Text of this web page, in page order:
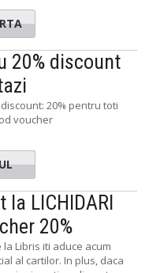
20% discount
20% pentru toti
voucher
la LICHIDARI
20%
la Libris iti aduce acum
al cartilor. In plus, daca